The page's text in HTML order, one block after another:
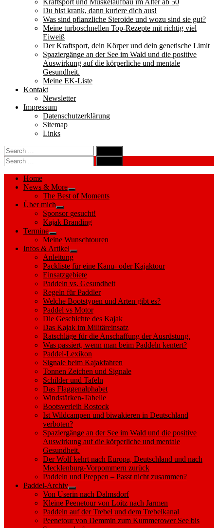
Kraftsport und Muskelaufbau im Alter ab 50
Du bist krank, dann kuriere dich aus!
Was sind pflanzliche Steroide und wozu sind sie gut?
Meine turboschnellen Top-Rezepte mit richtig viel
Eiweiß
Der Kraftsport, dein Körper und dein genetische Limit
Spaziergänge an der See im Wald und die positive
Auswirkung auf die körperliche und mentale
Gesundheit.
Meine EK-Liste
Kontakt
Newsletter
Impressum
Datenschutzerklärung
Sitemap
Links
Search
for:
Search
Search
for:
Search
Home
News & More
Show
sub
The Best of Moments
Über mich
Show
sub
menu
Sponsor gesucht!
Kajak Branding
Termine
Show
sub
menu
Meine Wunschtouren
Infos & Artikel
Show
sub
menu
Anleitung
Packliste für eine Kanu- oder Kajaktour
Einsatzgebiete
Paddeln vs. Gesundheit
Regeln für Paddler
Welche Bootstypen und Arten gibt es?
Paddel vs Motor
Die Geschichte des Kajak
Das Kajak im Militäreinsatz
Ratschläge für die Anschaffung der Ausrüstung.
Was passiert, wenn man beim Paddeln kentert?
Paddel-Lexikon
Signale beim Kajakfahren
Tonnen Zeichen und Signale
Schilder und Tafeln
Das Flaggenalphabet
Windstärken-Tabelle
Bootsverleih Rostock
Ist Wildcampen und biwakieren in Deutschland
verboten?
Spaziergänge an der See im Wald und die positive
Auswirkung auf die körperliche und mentale
Gesundheit.
Der Wolf kehrt nach Europa, Deutschland und nach
Mecklenburg-Vorpommern zurück
Paddeln und Preppen – Passt nicht zusammen?
Paddel-Archiv
Show
sub
menu
Von Userin nach Dalmsdorf
Kleine Peenetour von Loitz nach Jarmen
Paddeln auf der Trebel und dem Trebelkanal
Peenetour von Demmin zum Kummerower See bis